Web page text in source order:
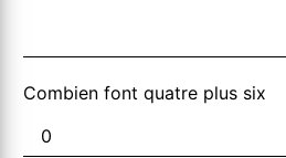
Combien font quatre plus six